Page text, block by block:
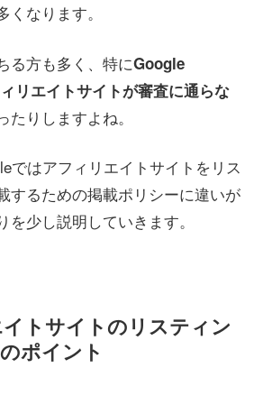
なります。
る方も多く、特にGoogle
リエイトサイトが審査に通らな
りしますよね。
ではアフィリエイトサイトをリス
するための掲載ポリシーに違いが
を少し説明していきます。
トサイトのリスティン
ポイント